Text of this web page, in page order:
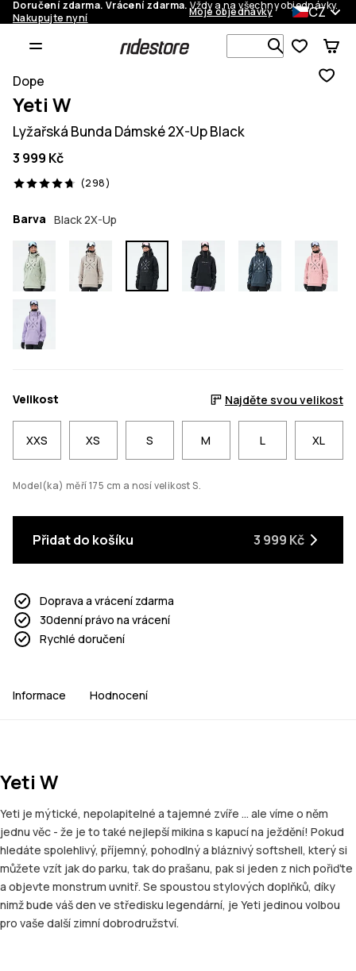
Doručení zdarma. Vrácení zdarma.Vždy a na všechny objednávky.
Nakupujte nyní
Moje objednávky CZ
Vyhledávej
Dope
Yeti W
Lyžařská Bunda Dámské 2X-Up Black
3 999 Kč
(298)
298 recenze, 4.7/5
Barva Black 2X-Up
Velikost Najděte svou velikost
XXS XS S M L XL
Model(ka) měří 175 cm a nosí velikost S.
Přidat do košíku 3 999 Kč
Doprava a vrácení zdarma
30denní právo na vrácení
Rychlé doručení
Informace Hodnocení
Yeti W
Yeti je mýtické, nepolapitelné a tajemné zvíře ... ale víme o něm
jednu věc - že je to také nejlepší mikina s kapucí na ježdění! Pokud
hledáte spolehlivý, příjemný, pohodlný a bláznivý softshell, který si
můžete vzít jak do parku, tak do prašanu, pak si jeden z nich pořiďte
a objevte monstrum uvnitř. Se spoustou stylových doplňků, díky
nimž bude váš den ve středisku legendární, je Yeti jedinou volbou
pro vaše další zimní dobrodružství.